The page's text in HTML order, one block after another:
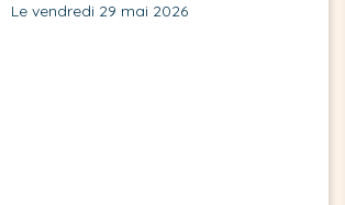
Le vendredi 29 mai 2026